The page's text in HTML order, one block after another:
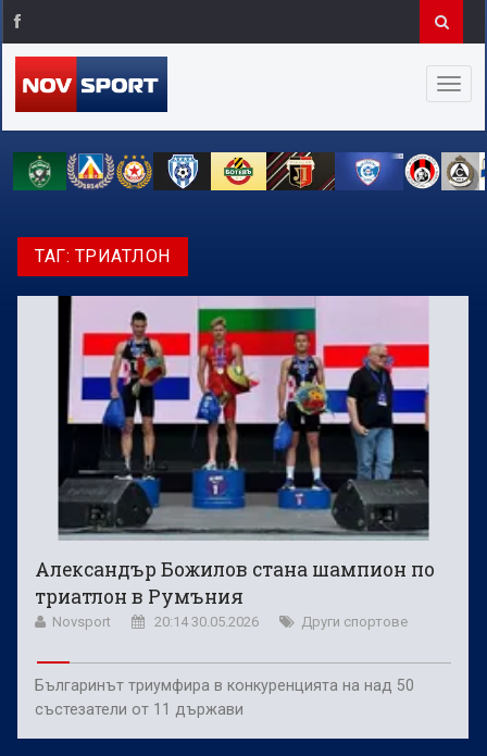
ТАГ: ТРИАТЛОН
Александър Божилов стана шампион по
триатлон в Румъния
Novsport 20:14 30.05.2026 Други спортове
Българинът триумфира в конкуренцията на над 50
състезатели от 11 държави